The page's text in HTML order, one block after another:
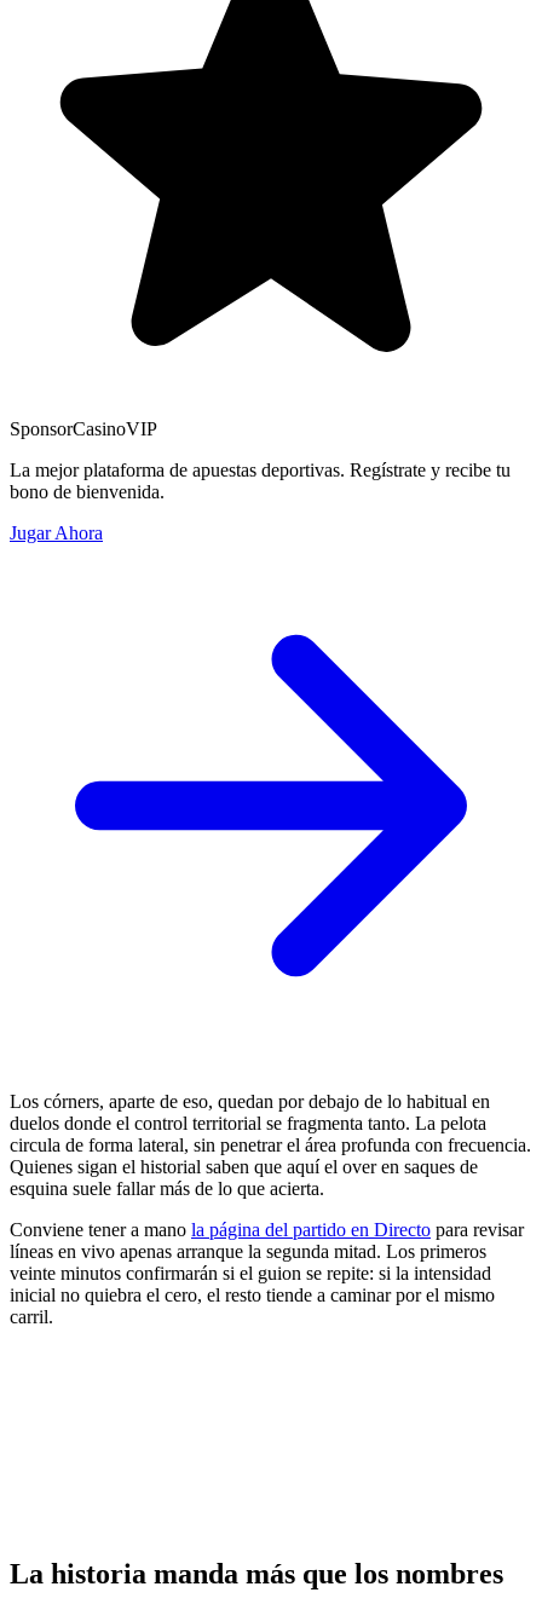
SponsorCasinoVIP
La mejor plataforma de apuestas deportivas. Regístrate y recibe tu
bono de bienvenida.
Jugar Ahora
Los córners, aparte de eso, quedan por debajo de lo habitual en
duelos donde el control territorial se fragmenta tanto. La pelota
circula de forma lateral, sin penetrar el área profunda con frecuencia.
Quienes sigan el historial saben que aquí el over en saques de
esquina suele fallar más de lo que acierta.
Conviene tener a mano la página del partido en Directo para revisar
líneas en vivo apenas arranque la segunda mitad. Los primeros
veinte minutos confirmarán si el guion se repite: si la intensidad
inicial no quiebra el cero, el resto tiende a caminar por el mismo
carril.
La historia manda más que los nombres